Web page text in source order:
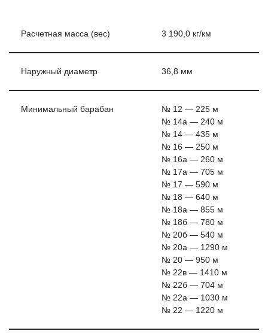
Расчетная масса (вес) 3 190,0 кг/км
Наружный диаметр 36,8 мм
Минимальный барабан
№ 12 — 225 м
№ 14а — 240 м
№ 14 — 435 м
№ 16 — 250 м
№ 16а — 260 м
№ 17а — 705 м
№ 17 — 590 м
№ 18 — 640 м
№ 18а — 855 м
№ 18б — 780 м
№ 20б — 540 м
№ 20а — 1290 м
№ 20 — 950 м
№ 22в — 1410 м
№ 22б — 704 м
№ 22а — 1030 м
№ 22 — 1220 м